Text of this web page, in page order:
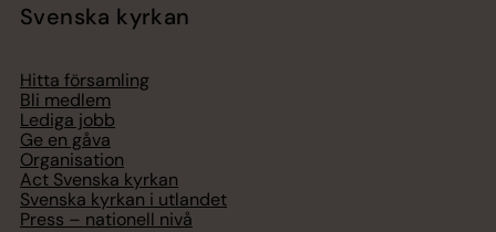
Svenska kyrkan
Hitta församling
Bli medlem
Lediga jobb
Ge en gåva
Organisation
Act Svenska kyrkan
Svenska kyrkan i utlandet
Press – nationell nivå